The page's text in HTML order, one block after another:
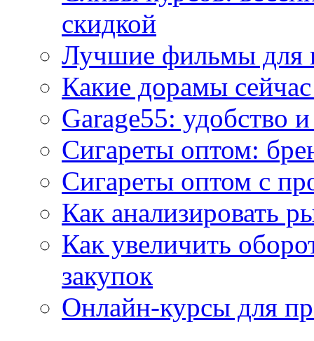
скидкой
Лучшие фильмы для
Какие дорамы
Garage55: удобство
Сигареты оптом:
Сигареты оптом с
Как анализировать
Как увеличить
закупок
Онлайн-курсы для